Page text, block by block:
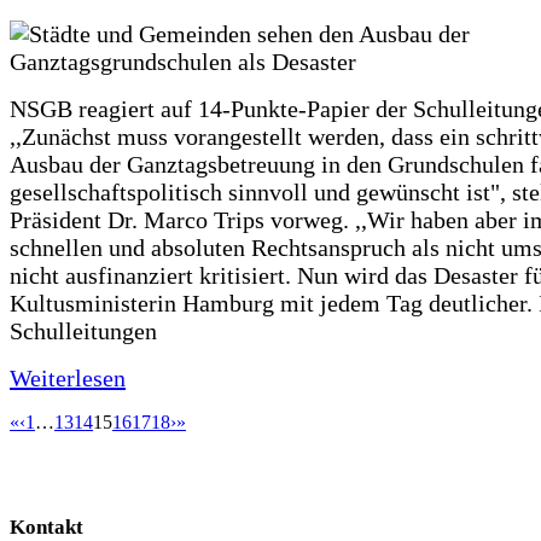
NSGB reagiert auf 14-Punkte-Papier der
,,Zunächst muss vorangestellt werden, dass ein
Ausbau der Ganztagsbetreuung in den Grundschulen
gesellschaftspolitisch sinnvoll und gewünscht ist",
Präsident Dr. Marco Trips vorweg. ,,Wir haben aber
schnellen und absoluten Rechtsanspruch als nicht
nicht ausfinanziert kritisiert. Nun wird das Desaster
Kultusministerin Hamburg mit jedem Tag deutlicher.
Schulleitungen
Weiterlesen
«‹1 …131415161718›»
Kontakt